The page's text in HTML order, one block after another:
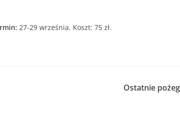
27-29 września. Koszt: 75 zł.
Ostatnie